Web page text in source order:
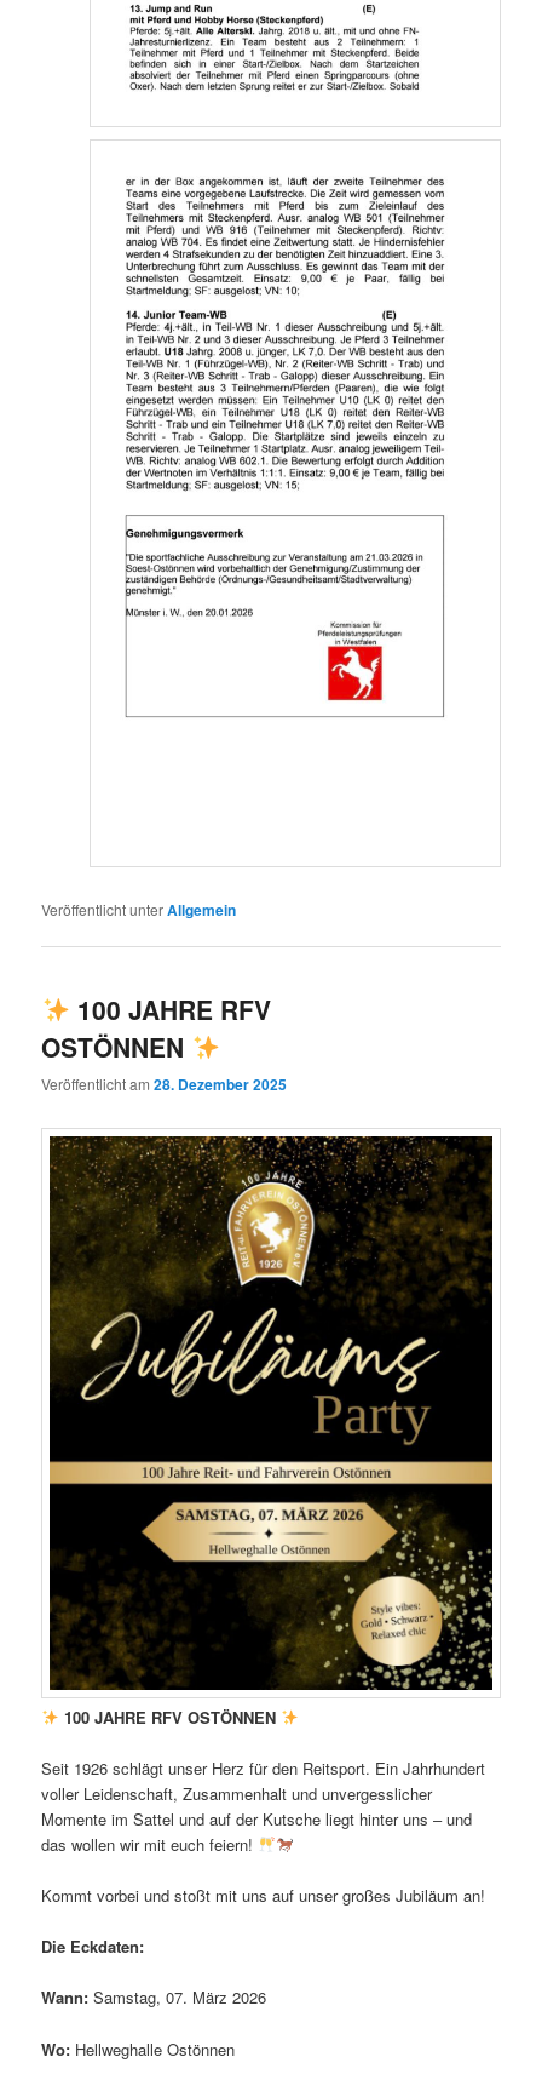
Veröffentlicht unterAllgemein
100 JAHRE RFV
OSTÖNNEN
Veröffentlicht am28. Dezember 2025
100 JAHRE RFV OSTÖNNEN
Seit 1926 schlägt unser Herz für den Reitsport. Ein Jahrhundert
voller Leidenschaft, Zusammenhalt und unvergesslicher
Momente im Sattel und auf der Kutsche liegt hinter uns – und
das wollen wir mit euch feiern!
Kommt vorbei und stoßt mit uns auf unser großes Jubiläum an!
Die Eckdaten:
Wann: Samstag, 07. März 2026
Wo: Hellweghalle Ostönnen